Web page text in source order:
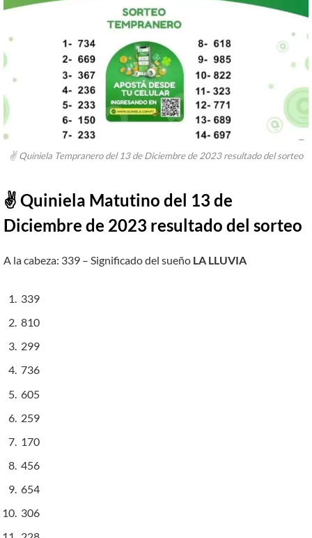
✌ Quiniela Tempranero del 13 de Diciembre de 2023 resultado del sorteo
✌ Quiniela Matutino del 13 de
Diciembre de 2023 resultado del sorteo
A la cabeza: 339 – Significado del sueño LA LLUVIA
339
810
299
736
605
259
170
456
654
306